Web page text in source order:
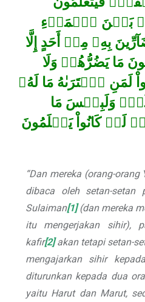
بَيۡنَ ٱلۡمَرۡءِ
بِهِۦ مِنۡ أَحَدٍ إِلَّا
مَا يَضُرُّهُمۡ وَلَا
لَمَنِ ٱشۡتَرَىٰهُ مَا لَهُۥ
وَلَبِئۡسَ مَا
كَانُواْ يَعۡلَمُونَ
“Dan mereka (orang-
dibaca oleh setan-setan
Sulaiman[1](dan mereka
itu mengerjakan sihir),
kafir[2]akan tetapi setan-
mengajarkan sihir
diturunkan kepada dua
yaitu Harut dan Marut,